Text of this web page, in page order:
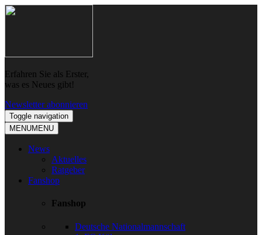
Skip
Skip
Erfahren Sie als Erster,
was es Neues gibt!
Newsletter abonnieren
Toggle navigation
MENUMENU
News
Aktuelles
Ratgeber
Fanshop
Fanshop
Deutsche Nationalmannschaft